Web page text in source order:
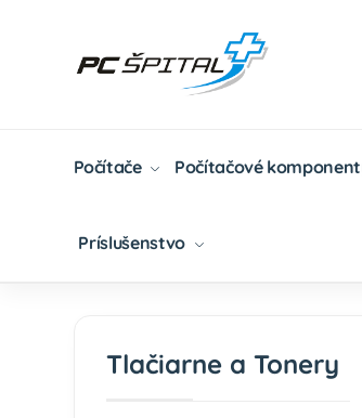
Počítače Počítačové
Príslušenstvo
Domov Tlačiarne A Tonery
Tlačiarne a Tonery